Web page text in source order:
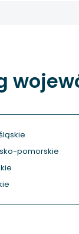
pomorskie